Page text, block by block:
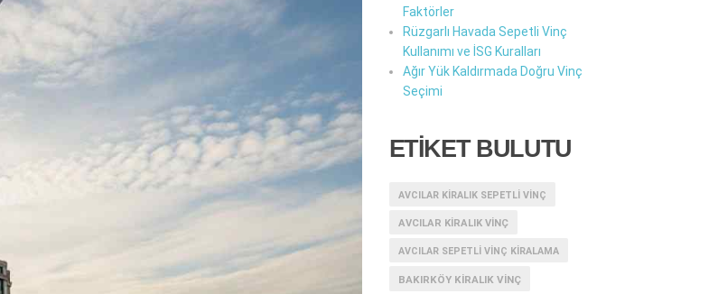
Faktörler
Rüzgarlı Havada Sepetli Vinç
Kullanımı ve İSG Kuralları
Ağır Yük Kaldırmada Doğru Vinç
Seçimi
ETİKET BULUTU
AVCILAR KIRALIK SEPETLI VINÇ
AVCILAR KIRALIK VINÇ
AVCILAR SEPETLI VINÇ KIRALAMA
BAKIRKÖY KIRALIK VINÇ